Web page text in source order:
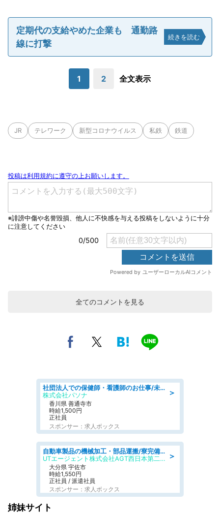
定期代の支給やめた企業も 通勤路
線に打撃
続きを読む
1 2 全文表示
JR テレワーク 新型コロナウイルス 私鉄 鉄道
全てのコメントを見る
＞
社団法人での保健師・看護師のお仕事/未経験OK/要資格:普通免許、保健師、正看護師
株式会社パソナ
香川県 善通寺市
時給1,500円
正社員
スポンサー：求人ボックス
＞
自動車製品の機械加工・部品運搬/寮完備/日払い/工場・製造
UTエージェント株式会社AGT西日本第二CU
大分県 宇佐市
時給1,550円
正社員 / 派遣社員
スポンサー：求人ボックス
姉妹サイト